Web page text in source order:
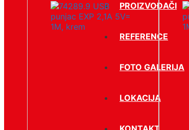
PROIZVOĐAČI
REFERENCE
FOTO GALERIJA
LOKACIJA